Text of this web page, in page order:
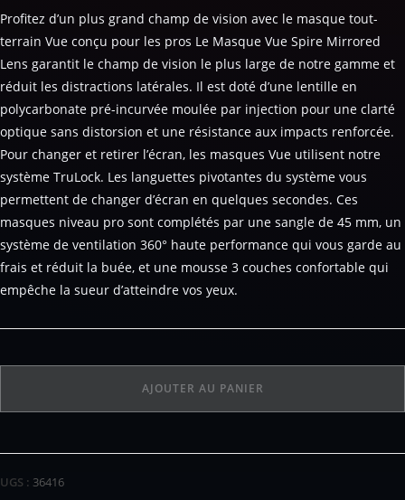
Profitez d’un plus grand champ de vision avec le masque tout-
terrain Vue conçu pour les pros Le Masque Vue Spire Mirrored
Lens garantit le champ de vision le plus large de notre gamme et
réduit les distractions latérales. Il est doté d’une lentille en
polycarbonate pré-incurvée moulée par injection pour une clarté
optique sans distorsion et une résistance aux impacts renforcée.
Pour changer et retirer l’écran, les masques Vue utilisent notre
système TruLock. Les languettes pivotantes du système vous
permettent de changer d’écran en quelques secondes. Ces
masques niveau pro sont complétés par une sangle de 45 mm, un
système de ventilation 360° haute performance qui vous garde au
frais et réduit la buée, et une mousse 3 couches confortable qui
empêche la sueur d’atteindre vos yeux.
AJOUTER AU PANIER
UGS : 36416